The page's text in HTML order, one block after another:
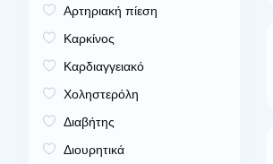
Αρτηριακή πίεση
Καρκίνος
Καρδιαγγειακό
Χοληστερόλη
Διαβήτης
Διουρητικά